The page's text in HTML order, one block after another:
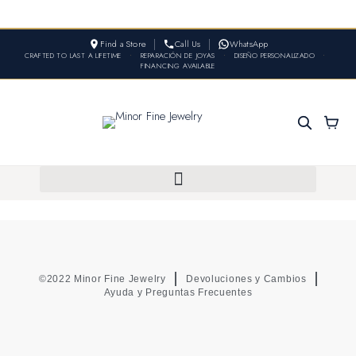
Find a Store Call Us WhatsApp
CRAFTED TO LAST A LIFETIME • REPARACIÓN DE JOYAS • DISEÑO PERSONALIZADO
•
FINANCING AVAILABLE
©2022 Minor Fine Jewelry
Devoluciones y Cambios
Ayuda y Preguntas Frecuentes